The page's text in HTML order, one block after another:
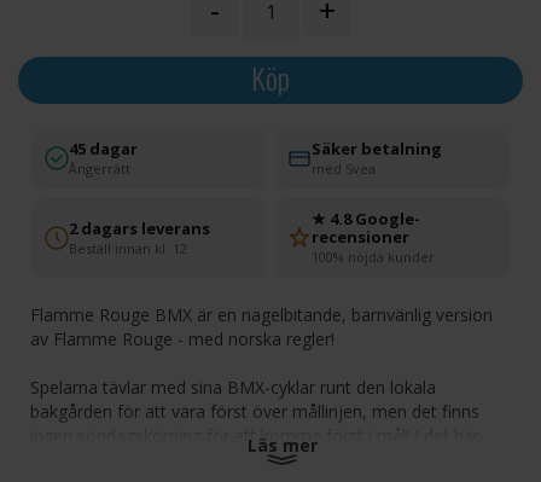
- +
Köp
45 dagar
Ångerrätt
Säker betalning
med Svea
2 dagars leverans
Beställ innan kl. 12
★ 4.8 Google-
recensioner
100% nöjda kunder
Flamme Rouge BMX är en nagelbitande, barnvänlig version
av Flamme Rouge - med norska regler!
Spelarna tävlar med sina BMX-cyklar runt den lokala
bakgården för att vara först över mållinjen, men det finns
ingen söndagskörning för att komma först i mål! I det här
intensiva loppet kommer du att hoppa över ramper, sladda i
Läs mer